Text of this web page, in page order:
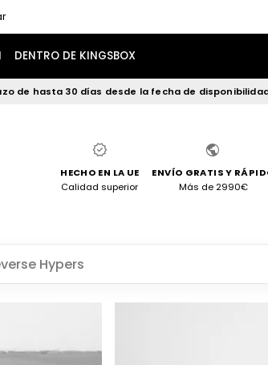
DENTRO DE KINGSBOX
de hasta 30 días desde la fecha de
verified
HECHO EN LA UE
Calidad superior
public
ENVÍO GRATIS Y
Más de 2990€
Hypers